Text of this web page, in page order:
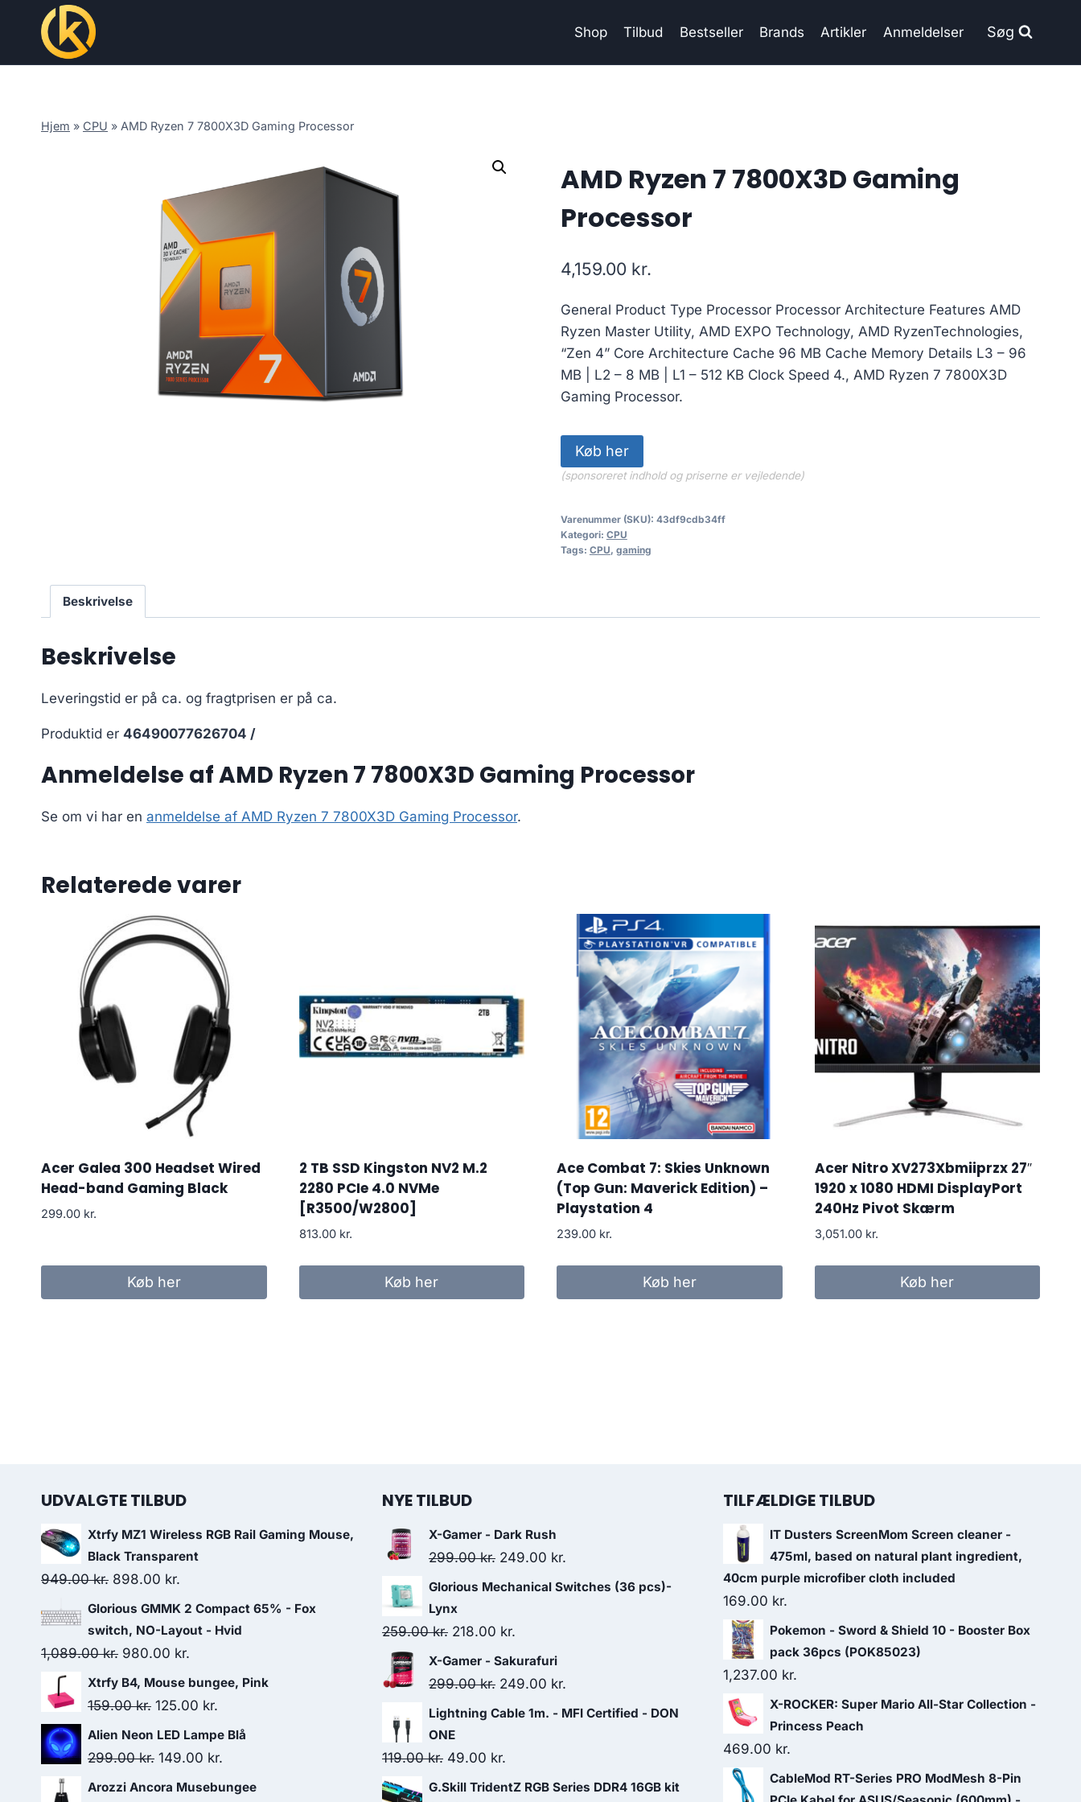
content
Shop Tilbud Bestseller Brands Artikler Anmeldelser Søg
Hjem » CPU » AMD Ryzen 7 7800X3D Gaming Processor
AMD Ryzen 7 7800X3D Gaming
Processor
4,159.00 kr.
General Product Type Processor Processor Architecture Features AMD
Ryzen Master Utility, AMD EXPO Technology, AMD RyzenTechnologies,
“Zen 4” Core Architecture Cache 96 MB Cache Memory Details L3 – 96
MB | L2 – 8 MB | L1 – 512 KB Clock Speed 4., AMD Ryzen 7 7800X3D
Gaming Processor.
Køb her
(sponsoreret indhold og priserne er vejledende)
Varenummer (SKU): 43df9cdb34ff
Kategori: CPU
Tags: CPU, gaming
Beskrivelse
Beskrivelse
Leveringstid er på ca. og fragtprisen er på ca.
Produktid er 46490077626704 /
Anmeldelse af AMD Ryzen 7 7800X3D Gaming Processor
Se om vi har en anmeldelse af AMD Ryzen 7 7800X3D Gaming Processor.
Relaterede varer
Acer Galea 300 Headset Wired
Head-band Gaming Black
299.00 kr.
Køb her
2 TB SSD Kingston NV2 M.2
2280 PCIe 4.0 NVMe
[R3500/W2800]
813.00 kr.
Køb her
Ace Combat 7: Skies Unknown
(Top Gun: Maverick Edition) –
Playstation 4
239.00 kr.
Køb her
Acer Nitro XV273Xbmiiprzx 27″
1920 x 1080 HDMI DisplayPort
240Hz Pivot Skærm
3,051.00 kr.
Køb her
UDVALGTE TILBUD
Xtrfy MZ1 Wireless RGB Rail Gaming Mouse,
Black Transparent
949.00kr. Original
price
was:
949.00 kr..
898.00 kr.
price
is:
898.00 kr..
Glorious GMMK 2 Compact 65% - Fox
switch, NO-Layout - Hvid
1,089.00kr. Original
price
was:
980.00 kr.
price
is:
980.00 kr..
Xtrfy B4, Mouse bungee, Pink
159.00kr. Original
price
was:
125.00 kr.
price
is:
Alien Neon LED Lampe Blå
299.00kr. Original
price
149.00 kr.
price
Arozzi Ancora Musebungee
NYE TILBUD
X-Gamer - Dark Rush
299.00kr. Original
price
299.00 kr..
249.00 kr.
price
Glorious Mechanical Switches (36 pcs)-
Lynx
259.00kr. Original
price
was:
218.00 kr.
price
is:
X-Gamer - Sakurafuri
299.00kr. Original
price
299.00 kr..
249.00 kr.
price
Lightning Cable 1m. - MFI Certified - DON
ONE
119.00kr. Original
price
49.00 kr.
price
G.Skill TridentZ RGB Series DDR4 16GB kit
TILFÆLDIGE TILBUD
IT Dusters ScreenMom Screen cleaner -
475ml, based on natural plant ingredient,
40cm purple microfiber cloth included
169.00 kr.
Pokemon - Sword & Shield 10 - Booster Box
pack 36pcs (POK85023)
1,237.00 kr.
X-ROCKER: Super Mario All-Star Collection -
Princess Peach
469.00 kr.
CableMod RT-Series PRO ModMesh 8-Pin